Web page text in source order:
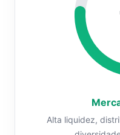
Alta liquidez,